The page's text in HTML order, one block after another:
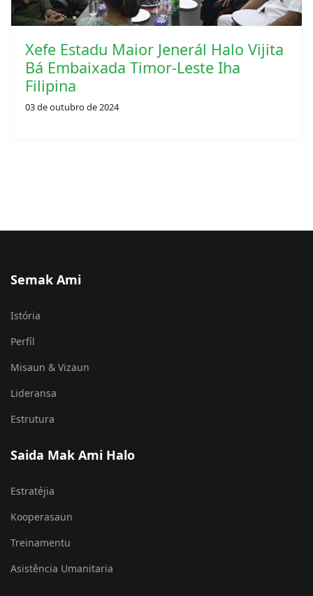
Xefe Estadu Maior Jenerál Halo Vijita
Bá Embaixada Timor-Leste Iha
Semak Ami
Estrutura
Saida Mak Ami Halo